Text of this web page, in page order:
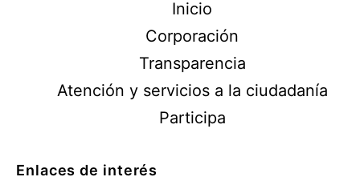
Inicio
Corporación
Transparencia
Atención y servicios a la ciudadanía
Participa
Enlaces de interés